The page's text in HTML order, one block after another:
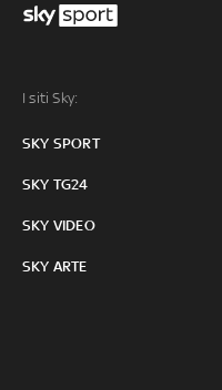
I siti Sky:
SKY SPORT
SKY TG24
SKY VIDEO
SKY ARTE